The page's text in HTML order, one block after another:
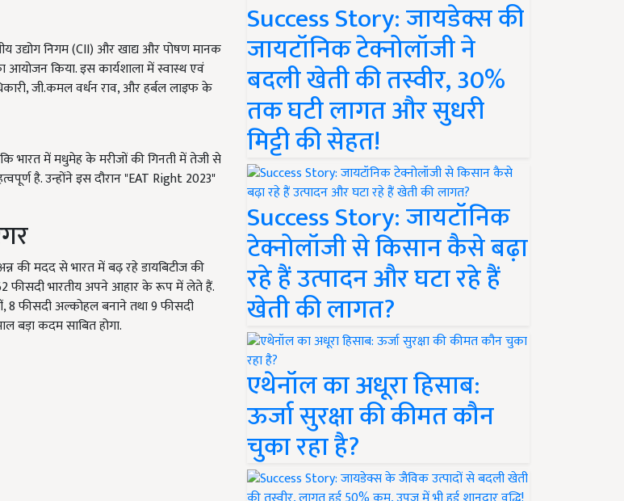
उद्योग निगम (CII) और खाद्य और पोषण मानक
आयोजन किया. इस कार्यशाला में स्वास्थ एवं
जी.कमल वर्धन राव, और हर्बल लाइफ के
भारत में मधुमेह के मरीजों की गिनती में तेजी से
है. उन्होंने इस दौरान "EAT Right 2023"
की मदद से भारत में बढ़ रहे डायबिटीज की
फीसदी भारतीय अपने आहार के रूप में लेते हैं.
8 फीसदी अल्कोहल बनाने तथा 9 फीसदी
बड़ा कदम साबित होगा.
Success Story: जायडेक्स की
जायटॉनिक टेक्नोलॉजी ने
बदली खेती की तस्वीर, 30%
तक घटी लागत और सुधरी
मिट्टी की सेहत!
Success Story: जायटॉनिक
टेक्नोलॉजी से किसान कैसे बढ़ा
रहे हैं उत्पादन और घटा रहे हैं
खेती की लागत?
एथेनॉल का अधूरा हिसाब:
ऊर्जा सुरक्षा की कीमत कौन
चुका रहा है?